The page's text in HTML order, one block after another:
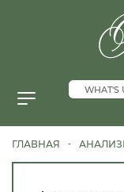
ГЛАВНАЯ -